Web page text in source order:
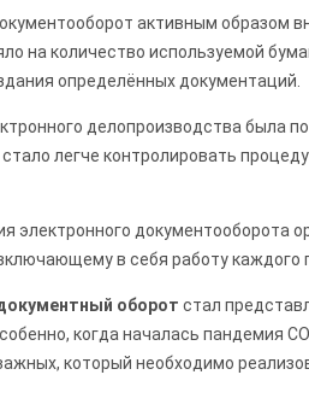
активным
на количество используемой
определённых документаций.
делопроизводства была
легче контролировать
электронного документооборота
в себя работу каждого
оборот стал
когда началась пандемия
который необходимо